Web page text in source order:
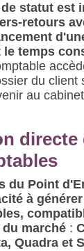
statut est
retours
temps
du client
au
directe
du Point
à
marché :
Quadra et